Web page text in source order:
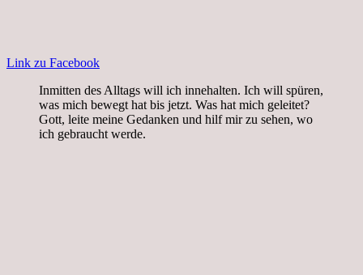
Link zu Facebook
Inmitten des Alltags will ich innehalten. Ich will spüren,
was mich bewegt hat bis jetzt. Was hat mich geleitet?
Gott, leite meine Gedanken und hilf mir zu sehen, wo
ich gebraucht werde.